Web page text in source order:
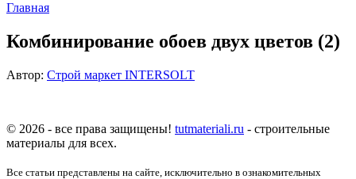
Главная
Комбинирование обоев двух цветов (2)
Автор: Строй маркет INTERSOLT
© 2026 - все права защищены! tutmateriali.ru - строительные
материалы для всех.
Все статьи представлены на сайте, исключительно в ознакомительных